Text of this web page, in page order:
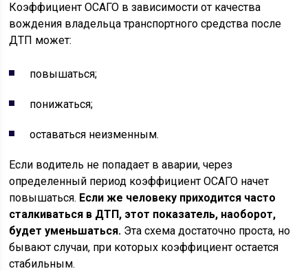
Коэффициент ОСАГО в зависимости от качества
вождения владельца транспортного средства после
ДТП может:
повышаться;
понижаться;
оставаться неизменным.
Если водитель не попадает в аварии, через
определенный период коэффициент ОСАГО начет
повышаться. Если же человеку приходится часто
сталкиваться в ДТП, этот показатель, наоборот,
будет уменьшаться. Эта схема достаточно проста, но
бывают случаи, при которых коэффициент остается
стабильным.